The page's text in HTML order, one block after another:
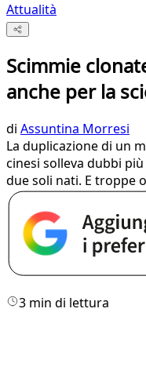
Attualità
Scimmie
anche per la
di Assuntina Morresi
La duplicazione di un
cinesi solleva dubbi
due soli nati. E troppe
3 min di lettura